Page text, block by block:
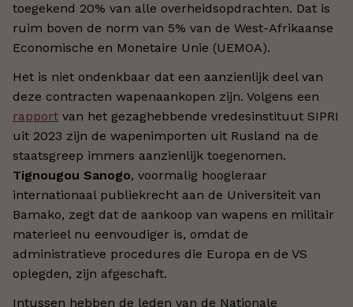
toegekend 20% van alle overheidsopdrachten. Dat is
ruim boven de norm van 5% van de West-Afrikaanse
Economische en Monetaire Unie (UEMOA).
Het is niet ondenkbaar dat een aanzienlijk deel van
deze contracten wapenaankopen zijn. Volgens een
rapport van het gezaghebbende vredesinstituut SIPRI
uit 2023 zijn de wapenimporten uit Rusland na de
staatsgreep immers aanzienlijk toegenomen.
Tignougou Sanogo, voormalig hoogleraar
internationaal publiekrecht aan de Universiteit van
Bamako, zegt dat de aankoop van wapens en militair
materieel nu eenvoudiger is, omdat de
administratieve procedures die Europa en de VS
oplegden, zijn afgeschaft.
Intussen hebben de leden van de Nationale